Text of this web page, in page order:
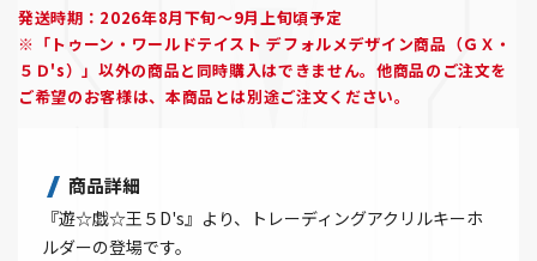
発送時期：2026年8月下旬～9月上旬頃予定
※「トゥーン・ワールドテイスト デフォルメデザイン商品（ＧＸ・
５Ｄ's）」以外の商品と同時購入はできません。他商品のご注文を
ご希望のお客様は、本商品とは別途ご注文ください。
商品詳細
『遊☆戯☆王５D's』より、トレーディングアクリルキーホ
ルダーの登場です。